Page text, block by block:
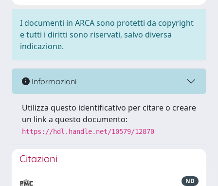
I documenti in ARCA sono protetti da copyright
e tutti i diritti sono riservati, salvo diversa
indicazione.
Informazioni
Utilizza questo identificativo per citare o creare
un link a questo documento:
https://hdl.handle.net/10579/12870
Citazioni
ND